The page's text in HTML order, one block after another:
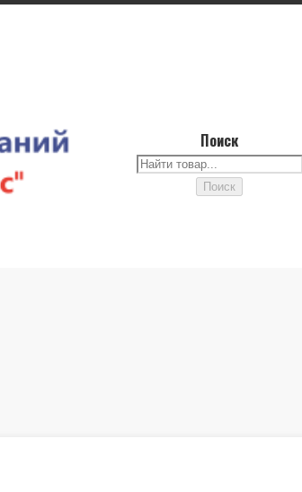
Поиск
Поиск
Поиск